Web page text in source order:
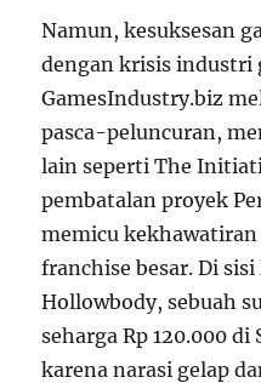
Namun, kesuksesan
dengan krisis industri
GamesIndustry.biz
pasca-peluncuran,
lain seperti The
pembatalan proyek
memicu
franchise besar. Di
Hollowbody, sebuah
seharga Rp 120.000
karena narasi gelap